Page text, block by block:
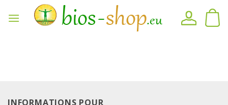
INFORMATIONS POUR